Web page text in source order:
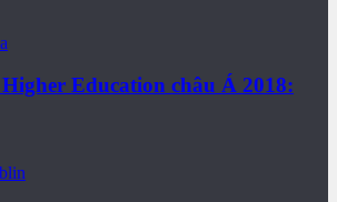
Education châu Á 2018: